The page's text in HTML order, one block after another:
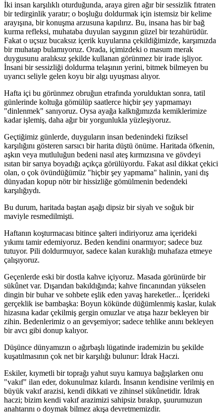
İki insan karşılıklı oturduğunda, araya giren ağır bir sessizlik fıtraten
bir tedirginlik yaratır; o boşluğu doldurmak için istemsiz bir kelime
arayışına, bir konuşma arzusuna kapılırız. Bu, insana has bir bağ
kurma refleksi, muhataba duyulan saygının güzel bir tezahürüdür.
Fakat o uçsuz bucaksız içerik kuyularına çekildiğimizde, karşımızda
bir muhatap bulamıyoruz. Orada, içimizdeki o masum merak
duygusunu aralıksız şekilde kullanan görünmez bir irade işliyor.
İnsani bir sessizliği doldurma telaşının yerini, bitmek bilmeyen bu
uyarıcı seliyle gelen koyu bir algı uyuşması alıyor.
Hafta içi bu görünmez obruğun etrafında yorulduktan sonra, tatil
günlerinde koltuğa gömülüp saatlerce hiçbir şey yapmamayı
"dinlenmek" sanıyoruz. Oysa ayağa kalktığımızda kemiklerimize
kadar işlemiş, daha ağır bir yorgunlukla yüzleşiyoruz.
Geçtiğimiz günlerde, duyguların insan bedenindeki fiziksel
karşılığını gösteren sarsıcı bir harita düştü önüme. Haritada öfkenin,
aşkın veya mutluluğun bedeni nasıl ateş kırmızısına ve gövdeyi
ısıtan bir sarıya boyadığı açıkça görülüyordu. Fakat asıl dikkat çekici
olan, o çok övündüğümüz "hiçbir şey yapmama" halinin, yani dış
dünyadan kopup nötr bir hissizliğe gömülmenin bedendeki
karşılığıydı.
Bu durum, haritada baştan aşağı dipsiz bir siyah ve soğuk bir
maviyle resmedilmişti.
Haftanın koşturmacası bitince şalteri indiriyoruz ama içerideki
yıkımı tamir edemiyoruz. Beden kendini onarmıyor; sadece buz
tutuyor. Pili doldurmuyor, sadece kalan kuraklığı muhafaza etmeye
çalışıyoruz.
Geçenlerde eski bir dostla kahve içiyoruz. Masada görünürde bir
sükûnet var. Dışarıdan bakıldığında; kahve fincanından yükselen
dingin bir buhar ve sohbete eşlik eden yavaş hareketler... İçerideki
gerçeklik ise bambaşka: Boyun kökünde düğümlenmiş kaslar, kulak
hizasına kadar çekilmiş gergin omuzlar ve atışa hazır bekleyen bir
zihin. Bedenlerimiz o an gevşemiyor; sadece tehlike anını bekleyen
bir avcı gibi donup kalıyor.
Düşünce dünyamızın o ağırbaşlı lügatinde irademizin bu şekilde
kuşatılmasının çok net bir karşılığı bulunur: İdrak Haczi.
Eskiler, kıymetli bir toprağı yahut suyu kamuya bağışlarken onu
"vakıf" ilan eder, dokunulmaz kılardı. İnsanın kendisine verilmiş en
büyük vakıf arazisi, kendi dikkati ve zihinsel sükûnetidir. İdrak
haczi; bizim kendi vakıf arazimizi sahipsiz bırakıp, şuurumuzun
anahtarını o doymak bilmez akışa devretmemizdir.